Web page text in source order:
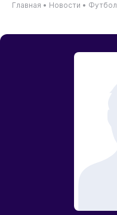
Главная • Новости • Футбол